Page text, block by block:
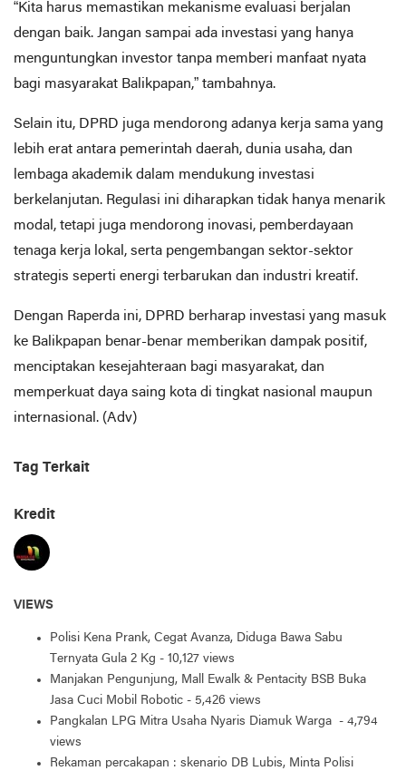
“Kita harus memastikan mekanisme evaluasi berjalan
dengan baik. Jangan sampai ada investasi yang hanya
menguntungkan investor tanpa memberi manfaat nyata
bagi masyarakat Balikpapan,” tambahnya.
Selain itu, DPRD juga mendorong adanya kerja sama yang
lebih erat antara pemerintah daerah, dunia usaha, dan
lembaga akademik dalam mendukung investasi
berkelanjutan. Regulasi ini diharapkan tidak hanya menarik
modal, tetapi juga mendorong inovasi, pemberdayaan
tenaga kerja lokal, serta pengembangan sektor-sektor
strategis seperti energi terbarukan dan industri kreatif.
Dengan Raperda ini, DPRD berharap investasi yang masuk
ke Balikpapan benar-benar memberikan dampak positif,
menciptakan kesejahteraan bagi masyarakat, dan
memperkuat daya saing kota di tingkat nasional maupun
internasional. (Adv)
Tag Terkait
Kredit
VIEWS
Polisi Kena Prank, Cegat Avanza, Diduga Bawa Sabu
Ternyata Gula 2 Kg - 10,127 views
Manjakan Pengunjung, Mall Ewalk & Pentacity BSB Buka
Jasa Cuci Mobil Robotic - 5,426 views
Pangkalan LPG Mitra Usaha Nyaris Diamuk Warga - 4,794
views
Rekaman percakapan : skenario DB Lubis, Minta Polisi